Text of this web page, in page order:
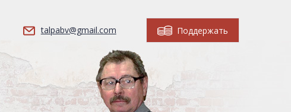
talpabv@gmail.com Поддержать